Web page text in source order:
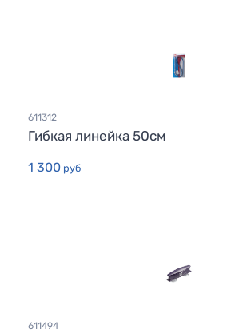
611312
Гибкая линейка 50см
1 300 руб
611494